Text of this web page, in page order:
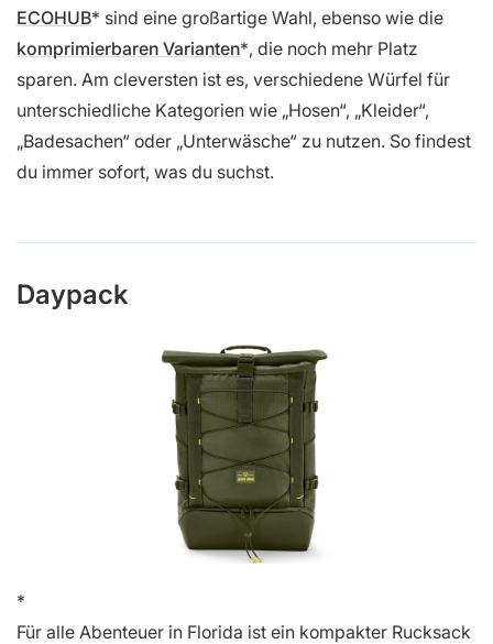
ECOHUB
sind eine großartige Wahl, ebenso wie die
komprimierbaren Varianten , die noch mehr Platz
sparen. Am cleversten ist es, verschiedene Würfel für
unterschiedliche Kategorien wie „Hosen“, „Kleider“,
„Badesachen“ oder „Unterwäsche“ zu nutzen. So findest
du immer sofort, was du suchst.
Daypack
Für alle Abenteuer in Florida ist ein kompakter Rucksack